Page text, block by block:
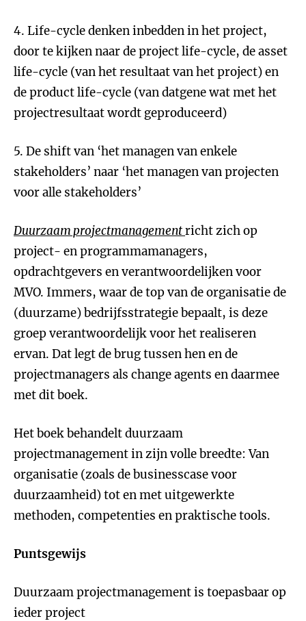
4. Life-cycle denken inbedden in het project,
door te kijken naar de project life-cycle, de asset
life-cycle (van het resultaat van het project) en
de product life-cycle (van datgene wat met het
projectresultaat wordt geproduceerd)
5. De shift van ‘het managen van enkele
stakeholders’ naar ‘het managen van projecten
voor alle stakeholders’
Duurzaam projectmanagementricht zich op
project- en programmamanagers,
opdrachtgevers en verantwoordelijken voor
MVO. Immers, waar de top van de organisatie de
(duurzame) bedrijfsstrategie bepaalt, is deze
groep verantwoordelijk voor het realiseren
ervan. Dat legt de brug tussen hen en de
projectmanagers als change agents en daarmee
met dit boek.
Het boek behandelt duurzaam
projectmanagement in zijn volle breedte: Van
organisatie (zoals de businesscase voor
duurzaamheid) tot en met uitgewerkte
methoden, competenties en praktische tools.
Puntsgewijs
Duurzaam projectmanagement is toepasbaar op
ieder project